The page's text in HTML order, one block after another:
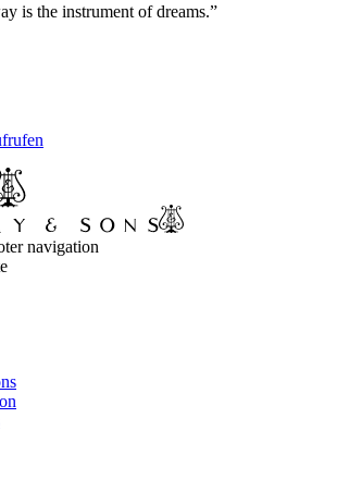
is the instrument of dreams.”
navigation